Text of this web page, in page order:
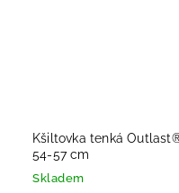
Kšiltovka tenká
54-57 cm
Skladem